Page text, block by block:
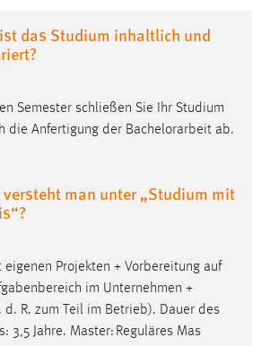
das Studium inhaltlich und
Semester schließen Sie Ihr Studium
die Anfertigung der Bachelorarbeit ab.
versteht man unter „Studium mit
eigenen Projekten + Vorbereitung auf
im Unternehmen +
d. R. zum Teil im Betrieb). Dauer des
3,5 Jahre. Master: Reguläres Mas
man eingeloggt ist.
preference